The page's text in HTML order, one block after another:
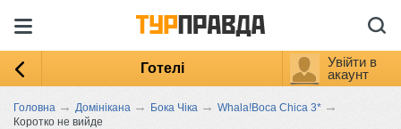
Готелі
Увійти в
акаунт
Головна → Домінікана → Бока Чіка → Whala!Boca Chica 3* →
Коротко не вийде